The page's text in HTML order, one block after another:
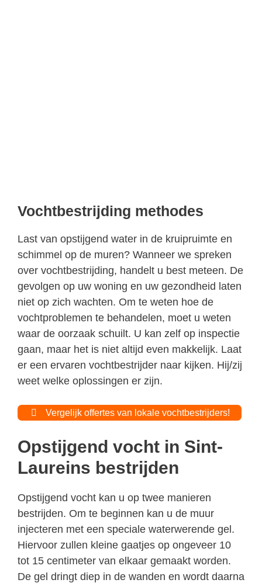
Vochtbestrijding methodes
Last van opstijgend water in de kruipruimte en
schimmel op de muren? Wanneer we spreken
over vochtbestrijding, handelt u best meteen. De
gevolgen op uw woning en uw gezondheid laten
niet op zich wachten. Om te weten hoe de
vochtproblemen te behandelen, moet u weten
waar de oorzaak schuilt. U kan zelf op inspectie
gaan, maar het is niet altijd even makkelijk. Laat
er een ervaren vochtbestrijder naar kijken. Hij/zij
weet welke oplossingen er zijn.
Vergelijk offertes van lokale vochtbestrijders!
Opstijgend vocht in Sint-
Laureins bestrijden
Opstijgend vocht kan u op twee manieren
bestrijden. Om te beginnen kan u de muur
injecteren met een speciale waterwerende gel.
Hiervoor zullen kleine gaatjes op ongeveer 10
tot 15 centimeter van elkaar gemaakt worden.
De gel dringt diep in de wanden en wordt daarna